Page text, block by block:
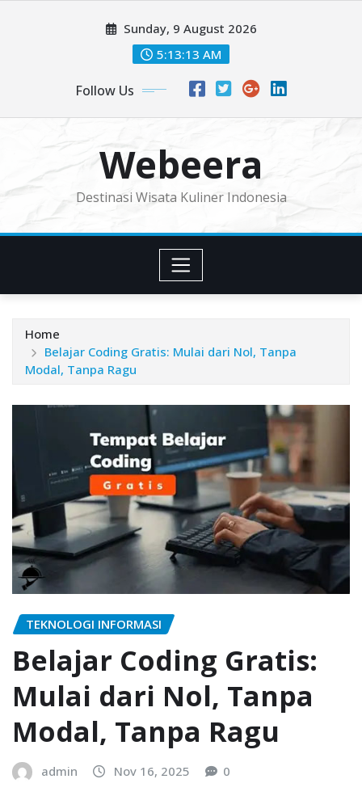
Sunday, 9 August 2026
5:13:15 AM
Follow Us
Webeera
Destinasi Wisata Kuliner Indonesia
Home
Belajar Coding Gratis: Mulai dari Nol, Tanpa
Modal, Tanpa Ragu
TEKNOLOGI INFORMASI
Belajar Coding Gratis:
Mulai dari Nol, Tanpa
Modal, Tanpa Ragu
admin Nov 16, 2025 0